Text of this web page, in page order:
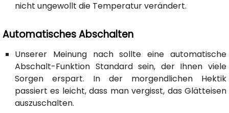
nicht ungewollt die Temperatur verändert.
Automatisches Abschalten
Unserer Meinung nach sollte eine automatische
Abschalt-Funktion Standard sein, der Ihnen viele
Sorgen erspart. In der morgendlichen Hektik
passiert es leicht, dass man vergisst, das Glätteisen
auszuschalten.